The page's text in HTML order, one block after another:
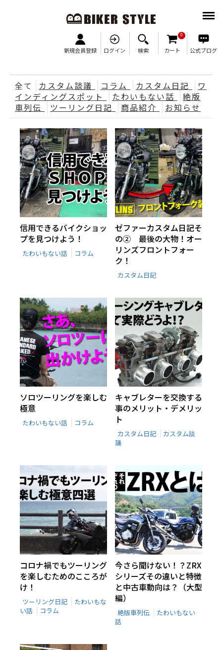
新規会員登録 ログイン 検索 カート
0
公式ブログ
全て カスタム談議 コラム カスタム日記
ワ
インディングスポット
たわいもない話
絶版
車列伝
ツーリング日記 商品紹介 お知らせ
信用できるバイクショッ
プを見つけよう！
たわいもない話 コラム
ゼファーカスタム日記そ
の② 最後の大物！オー
リンズフロントフォー
ク！
カスタム日記
ソロツーリングを楽しむ
極意
たわいもない話 コラム
キャブレターを交換する
事のメリット・デメリッ
ト
カスタム日記
カスタム談
議
コロナ禍でもツーリング
を楽しむためのこころが
け！
ツーリング日記
たわいもな
い話
コラム
今さら聞けない！？ZRX
シリーズその違いと特徴
と中古車動向は？（大型
編）
絶版車列伝
たわいもない
話